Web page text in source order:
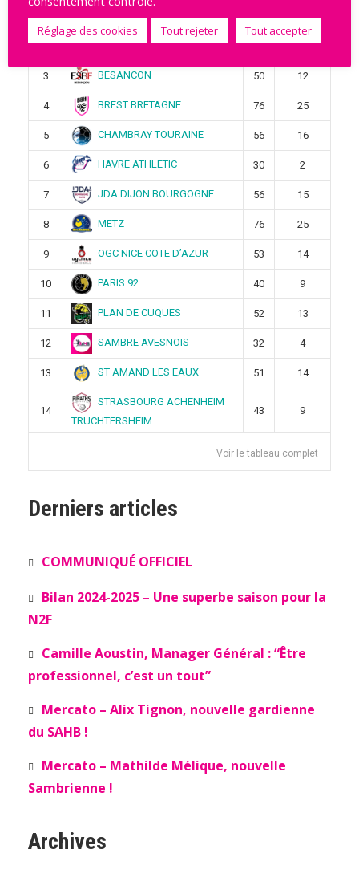
CLERMONT AUVERGNE
3 BESANCON 50 12
4 BREST BRETAGNE 76 25
5 CHAMBRAY TOURAINE 56 16
6 HAVRE ATHLETIC 30 2
7 JDA DIJON BOURGOGNE 56 15
8 METZ 76 25
9 OGC NICE COTE D’AZUR 53 14
10 PARIS 92 40 9
11 PLAN DE CUQUES 52 13
12 SAMBRE AVESNOIS 32 4
13 ST AMAND LES EAUX 51 14
14
STRASBOURG ACHENHEIM
TRUCHTERSHEIM
43 9
Voir le tableau complet
Derniers articles
COMMUNIQUÉ OFFICIEL
Bilan 2024-2025 – Une superbe saison pour la
N2F
Camille Aoustin, Manager Général : “Être
professionnel, c’est un tout”
Mercato – Alix Tignon, nouvelle gardienne
du SAHB !
Mercato – Mathilde Mélique, nouvelle
Sambrienne !
Archives
Réglage des cookies Tout rejeter Tout accepter